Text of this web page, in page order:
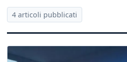
4 articoli pubblicati